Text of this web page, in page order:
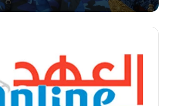
08/08/2026
عقار يمتدح مواقف مصر الداعمة